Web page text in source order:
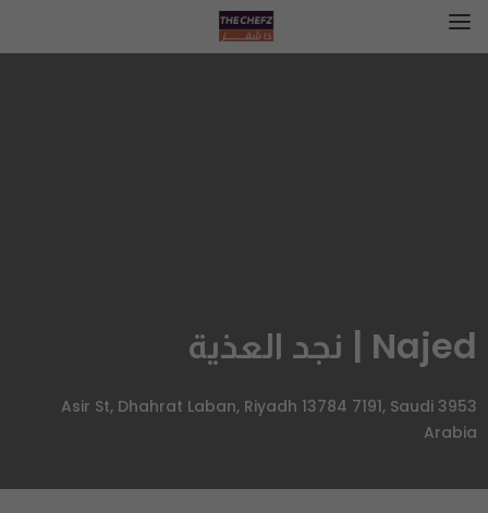
Najed | نجد العذية
3953 Asir St, Dhahrat Laban, Riyadh 13784 7191, Saudi
Arabia